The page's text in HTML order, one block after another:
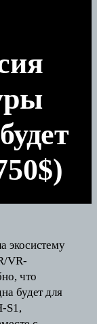
экосистему
VR-
что
будет для
S1,